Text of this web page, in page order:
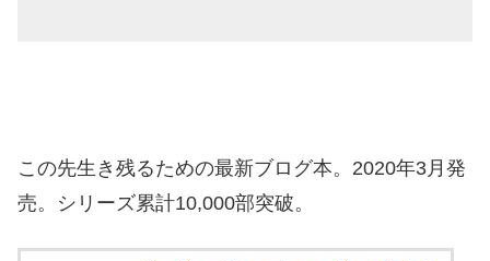
この先生き残るための最新ブログ本。2020年3月発
売。シリーズ累計10,000部突破。